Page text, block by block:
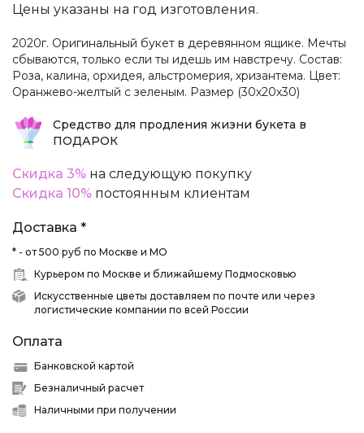
Цены указаны на год изготовления.
2020г. Оригинальный букет в деревянном ящике. Мечты
сбываются, только если ты идешь им навстречу. Состав:
Роза, калина, орхидея, альстромерия, хризантема. Цвет:
Оранжево-желтый с зеленым. Размер (30х20х30)
Средство для продления жизни букета в
ПОДАРОК
Скидка 3% на следующую покупку
Скидка 10% постоянным клиентам
Доставка *
* - от 500 руб по Москве и МО
Курьером по Москве и ближайшему Подмосковью
Искусственные цветы доставляем по почте или через
логистические компании по всей России
Оплата
Банковской картой
Безналичный расчет
Наличными при получении